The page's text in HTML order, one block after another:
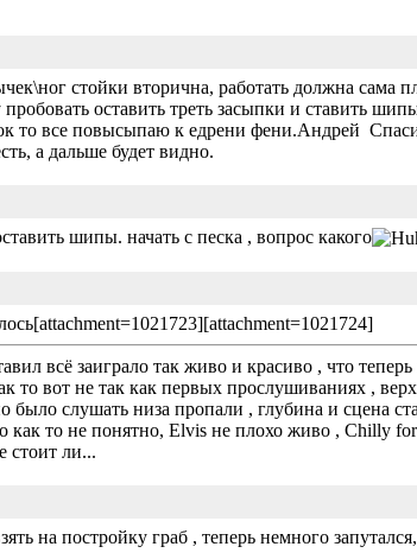
стойки вторична, работать должна сама
оставить треть засыпки и ставить
то все повысыпаю к едрени фени.Андрей
а дальше будет видно.
шипы. начать с песка , вопрос какого
всё заиграло так живо и красиво , что
вот не так как первых прослушиваниях ,
слушать низа пропали , глубина и сцена
как то не понятно, Elvis не плохо живо , Chilly
стоит ли...
на постройку граб , теперь немного